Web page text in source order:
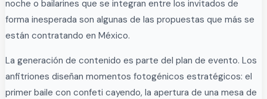
noche o bailarines que se integran entre los invitados de
forma inesperada son algunas de las propuestas que más se
están contratando en México.
La generación de contenido es parte del plan de evento. Los
anfitriones diseñan momentos fotogénicos estratégicos: el
primer baile con confeti cayendo, la apertura de una mesa de